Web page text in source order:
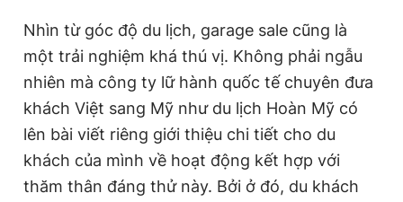
Nhìn từ góc độ du lịch, garage sale cũng là
một trải nghiệm khá thú vị. Không phải ngẫu
nhiên mà công ty lữ hành quốc tế chuyên đưa
khách Việt sang Mỹ như du lịch Hoàn Mỹ có
lên bài viết riêng giới thiệu chi tiết cho du
khách của mình về hoạt động kết hợp với
thăm thân đáng thử này. Bởi ở đó, du khách